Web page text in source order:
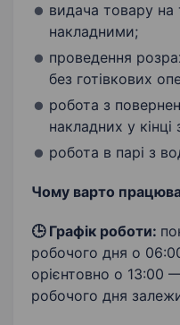
видача товару на
накладними;
проведення
без готівкових
робота з
накладних у кінці
робота в парі з
Чому варто
🕒 Графік роботи:
робочого дня о
орієнтовно о 13:00
робочого дня